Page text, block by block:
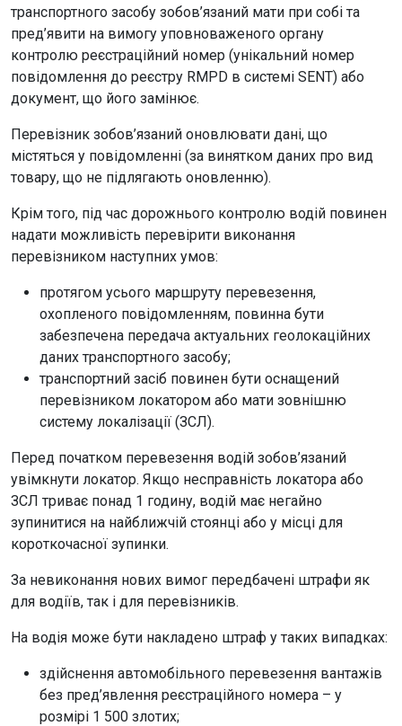
транспортного засобу зобов’язаний мати при собі та
пред’явити на вимогу уповноваженого органу
контролю реєстраційний номер (унікальний номер
повідомлення до реєстру RMPD в системі SENT) або
документ, що його замінює.
Перевізник зобов’язаний оновлювати дані, що
містяться у повідомленні (за винятком даних про вид
товару, що не підлягають оновленню).
Крім того, під час дорожнього контролю водій повинен
надати можливість перевірити виконання
перевізником наступних умов:
протягом усього маршруту перевезення,
охопленого повідомленням, повинна бути
забезпечена передача актуальних геолокаційних
даних транспортного засобу;
транспортний засіб повинен бути оснащений
перевізником локатором або мати зовнішню
систему локалізації (ЗСЛ).
Перед початком перевезення водій зобов’язаний
увімкнути локатор. Якщо несправність локатора або
ЗСЛ триває понад 1 годину, водій має негайно
зупинитися на найближчій стоянці або у місці для
короткочасної зупинки.
За невиконання нових вимог передбачені штрафи як
для водіїв, так і для перевізників.
На водія може бути накладено штраф у таких випадках:
здійснення автомобільного перевезення вантажів
без пред’явлення реєстраційного номера – у
розмірі 1 500 злотих;